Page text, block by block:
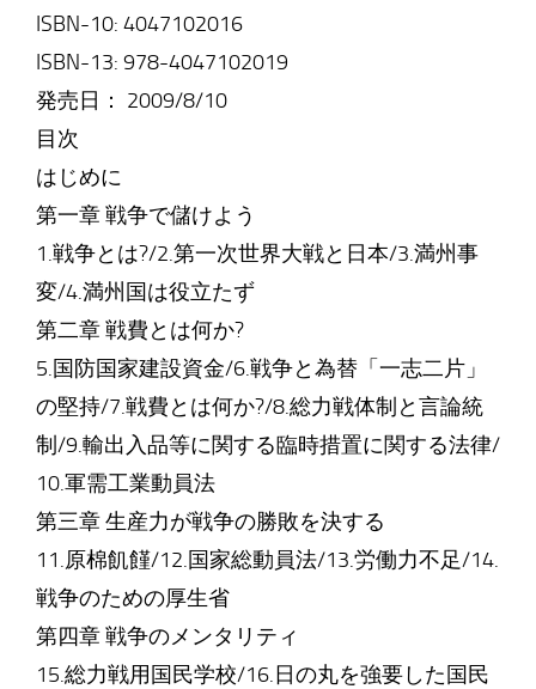
ISBN-10: 4047102016
ISBN-13: 978-4047102019
発売日： 2009/8/10
目次
はじめに
第一章 戦争で儲けよう
1.戦争とは?/2.第一次世界大戦と日本/3.満州事
変/4.満州国は役立たず
第二章 戦費とは何か?
5.国防国家建設資金/6.戦争と為替「一志二片」
の堅持/7.戦費とは何か?/8.総力戦体制と言論統
制/9.輸出入品等に関する臨時措置に関する法律/
10.軍需工業動員法
第三章 生産力が戦争の勝敗を決する
11.原棉飢饉/12.国家総動員法/13.労働力不足/14.
戦争のための厚生省
第四章 戦争のメンタリティ
15.総力戦用国民学校/16.日の丸を強要した国民